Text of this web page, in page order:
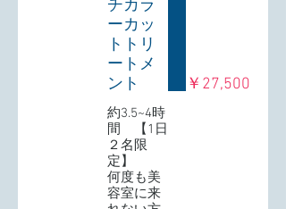
チカラ
ーカッ
トトリ
ートメ
ント
約3.5~4時
間 【1日
２名限
定】
何度も美
容室に来
￥27,500